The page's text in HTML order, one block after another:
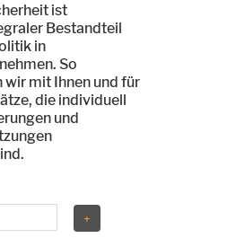
ist
Bestandteil
in
So
wir mit Ihnen und für
die individuell
und